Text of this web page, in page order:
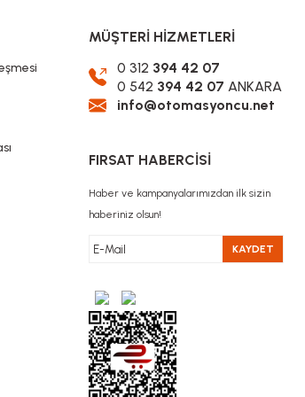
MÜŞTERİ HİZMETLERİ
0 312 394 42 07
0 542 394 42 07 ANKARA
info@otomasyoncu.net
FIRSAT HABERCİSİ
Haber ve kampanyalarımızdan ilk sizin
haberiniz olsun!
KAYDET